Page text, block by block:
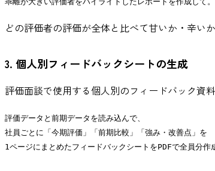
どの評価者の評価が全体と比べて甘いか・辛い
3. 個人別フィードバックシートの生成
評価面談で使用する個人別のフィードバック資
評価データと前期データを読み込んで、
社員ごとに「今期評価」「前期比較」「強み・改善点」を